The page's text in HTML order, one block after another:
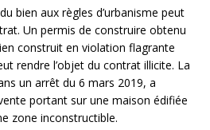
bien aux règles d’urbanisme peut
Un permis de construire obtenu
construit en violation flagrante
rendre l’objet du contrat illicite. La
un arrêt du 6 mars 2019, a
portant sur une maison édifiée
zone inconstructible.